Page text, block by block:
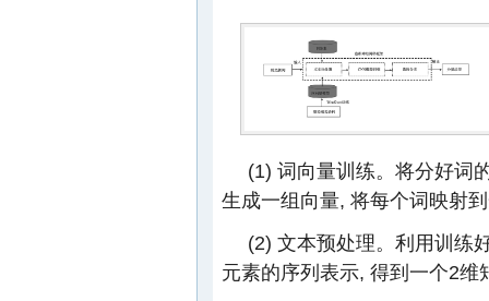
(1) 词向量训练。将分好词
生成一组向量, 将每个词映射
(2) 文本预处理。利用训练
元素的序列表示, 得到一个2